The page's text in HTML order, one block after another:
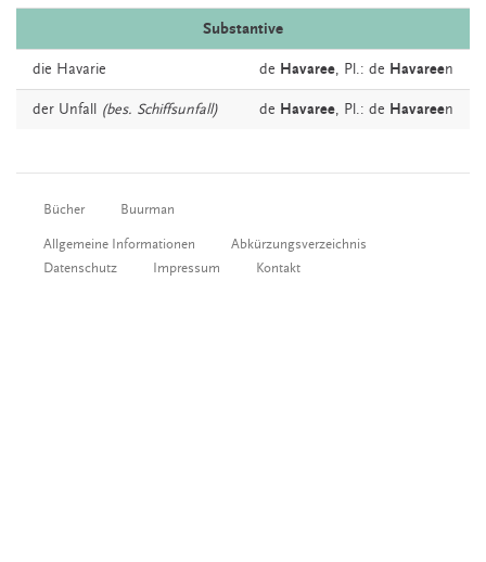
Substantive
die Havarie de Havaree, Pl.: de Havareen
der Unfall (bes. Schiffsunfall) de Havaree, Pl.: de Havareen
Bücher Buurman
Allgemeine Informationen
Abkürzungsverzeichnis
Datenschutz
Impressum Kontakt